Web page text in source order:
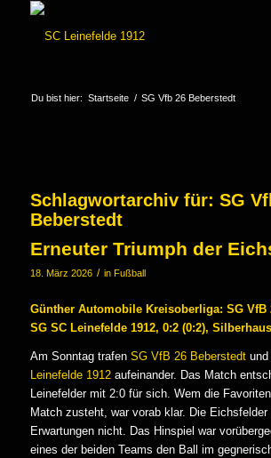
Du bist hier: Startseite / SG Vfb 26 Beberstedt
Schlagwortarchiv für: SG
Beberstedt
Erneuter Triumph der
18. März 2026 / in Fußball
Günther Automobile Kreisoberliga: SG VfB
SG SC Leinefelde 1912, 0:2 (0:2),
Am Sonntag trafen SG VfB 26 Beberstedtund
Leinefelde 1912aufeinander. Das Match
Leinefelder mit 2:0 für sich. Wem die
Match zusteht, war vorab klar. Die
Erwartungen nicht. Das Hinspiel war
eines der beiden Teams den Ball im